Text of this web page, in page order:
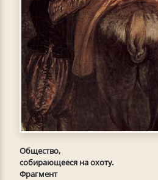
Общество,
собирающееся на охоту.
Фрагмент